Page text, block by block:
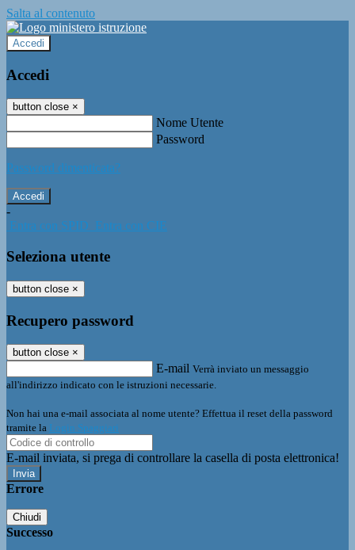
Salta al contenuto
Accedi
Accedi
button close ×
Nome Utente
Password
Password dimenticata?
-
Entra con SPID Entra con CIE
Seleziona utente
button close ×
Recupero password
button close ×
E-mail Verrà inviato un messaggio
all'indirizzo indicato con le istruzioni necessarie.
Non hai una e-mail associata al nome utente? Effettua il reset della password
tramite la Login Spaggiari
E-mail inviata, si prega di controllare la casella di posta elettronica!
Errore
Chiudi
Successo